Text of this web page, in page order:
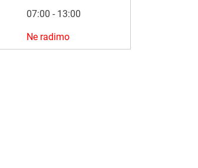
07:00 - 13:00
Ne radimo